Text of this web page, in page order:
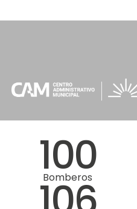
100
Bomberos